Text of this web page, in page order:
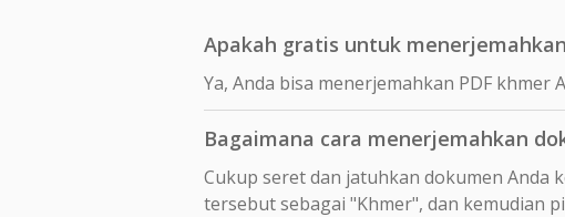
Apakah gratis untuk
Ya, Anda bisa menerjemahkan PDF khmer
Bagaimana cara menerjemahkan
Cukup seret dan jatuhkan dokumen Anda
tersebut sebagai "Khmer", dan kemudian